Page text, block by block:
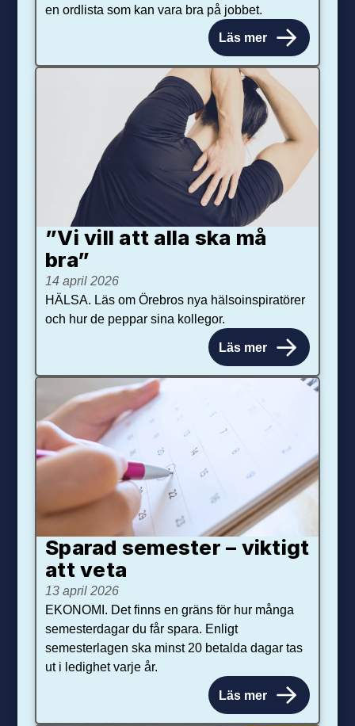
en ordlista som kan vara bra på jobbet.
Läs mer
”Vi vill att alla ska må
bra”
14 april 2026
HÄLSA. Läs om Örebros nya hälsoinspiratörer
och hur de peppar sina kollegor.
Läs mer
Sparad semester – viktigt
att veta
13 april 2026
EKONOMI. Det finns en gräns för hur många
semesterdagar du får spara. Enligt
semesterlagen ska minst 20 betalda dagar tas
ut i ledighet varje år.
Läs mer